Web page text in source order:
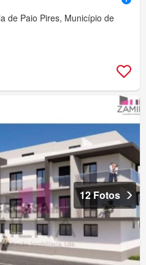
de Paio Pires, Município de
12 Fotos